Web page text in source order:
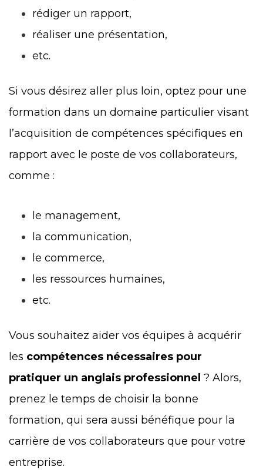
rédiger un rapport,
réaliser une présentation,
etc.
Si vous désirez aller plus loin, optez pour une
formation dans un domaine particulier visant
l’acquisition de compétences spécifiques en
rapport avec le poste de vos collaborateurs,
comme :
le management,
la communication,
le commerce,
les ressources humaines,
etc.
Vous souhaitez aider vos équipes à acquérir
les compétences nécessaires pour
pratiquer un anglais professionnel ? Alors,
prenez le temps de choisir la bonne
formation, qui sera aussi bénéfique pour la
carrière de vos collaborateurs que pour votre
entreprise.